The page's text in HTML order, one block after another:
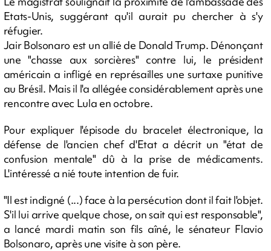
Etats-Unis, suggérant qu'il aurait pu chercher à s'y
réfugier.
Jair Bolsonaro est un allié de Donald Trump. Dénonçant
une "chasse aux sorcières" contre lui, le président
américain a infligé en représailles une surtaxe punitive
au Brésil. Mais il l'a allégée considérablement après une
rencontre avec Lula en octobre.
Pour expliquer l'épisode du bracelet électronique, la
défense de l'ancien chef d'Etat a décrit un "état de
confusion mentale" dû à la prise de médicaments.
L'intéressé a nié toute intention de fuir.
"Il est indigné (...) face à la persécution dont il fait l'objet.
S'il lui arrive quelque chose, on sait qui est responsable",
a lancé mardi matin son fils aîné, le sénateur Flavio
Bolsonaro, après une visite à son père.